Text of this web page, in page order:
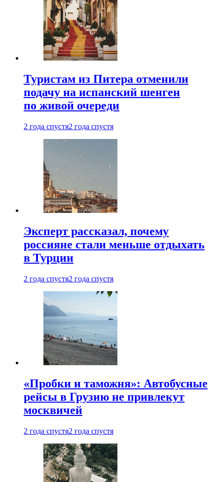
Туристам из Питера отменили
подачу на испанский шенген
по живой очереди
2 года спустя2 года спустя
Эксперт рассказал, почему
россияне стали меньше отдыхать
в Турции
2 года спустя2 года спустя
«Пробки и таможня»: Автобусные
рейсы в Грузию не привлекут
москвичей
2 года спустя2 года спустя